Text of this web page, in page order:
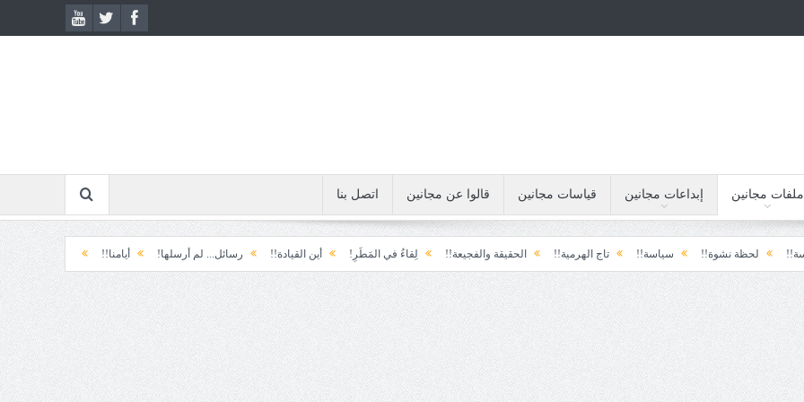
ملفات مجانين إبداعات مجانين قياسات مجانين قالوا عن مجانين اتصل بنا
لحظة نشوة!! سياسة!! تاج الهرمية!! الحقيقة والفجيعة!! لِقاءُ في المَطَرِ! أين القيادة!! رسائل... لم أرسلها! أيامنا!! خيبة الأمل.... الأولى!